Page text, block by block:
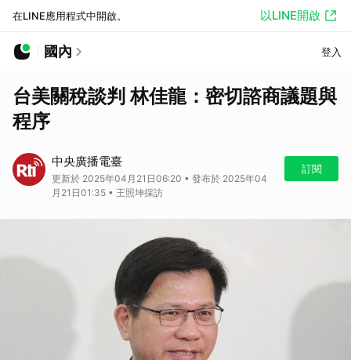
在LINE應用程式中開啟。 以LINE開啟
國內 登入
台美關稅談判 林佳龍：密切諮商議題與
程序
中央廣播電臺
更新於 2025年04月21日06:20 • 發布於 2025年04
月21日01:35 • 王照坤採訪
訂閱